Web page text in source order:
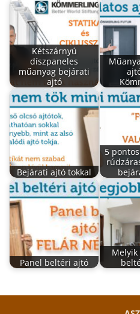
Kétszárnyú
díszpaneles
műanyag bejárati
ajtó
Bejárati ajtó tokkal
5
Panel beltéri ajtó